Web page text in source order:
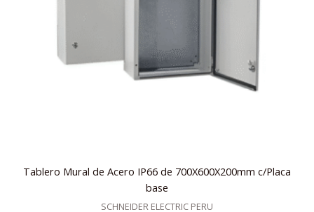
Tablero Mural de Acero IP66 de 700X600X200mm c/Placa
base
SCHNEIDER ELECTRIC PERU